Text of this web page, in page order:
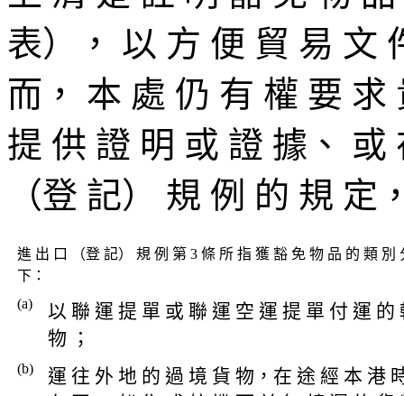
表）， 以 方 便 貿 易 文
而， 本 處 仍 有 權 要 求
提 供 證 明 或 證 據、 或
（登 記） 規 例 的 規 定
進 出 口 （登 記） 規 例 第 3 條 所 指 獲 豁 免 物 品 的 類 別
下：
(a)
以 聯 運 提 單 或 聯 運 空 運 提 單 付 運 的
物 ；
(b)
運 往 外 地 的 過 境 貨 物，在 途 經 本 港